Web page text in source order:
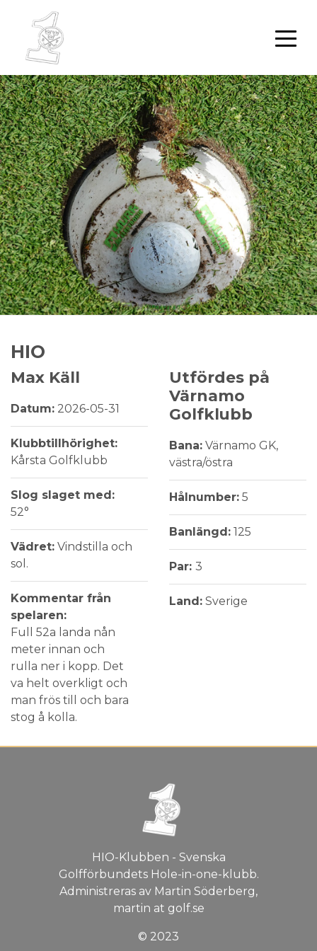
HIO
Max Käll
Datum: 2026-05-31
Klubbtillhörighet:
Kårsta Golfklubb
Slog slaget med:
52°
Vädret: Vindstilla och
sol.
Kommentar från
spelaren:
Full 52a landa nån
meter innan och
rulla ner i kopp. Det
va helt overkligt och
man frös till och bara
stog å kolla.
Utfördes på
Värnamo
Golfklubb
Bana: Värnamo GK,
västra/östra
Hålnumber: 5
Banlängd: 125
Par: 3
Land: Sverige
HIO-Klubben - Svenska
Golfförbundets Hole-in-one-klubb.
Administreras av Martin Söderberg,
martin at golf.se
© 2023